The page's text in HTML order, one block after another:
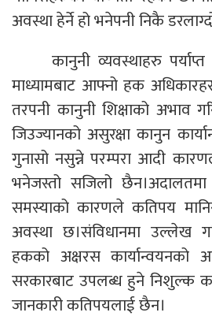
अवस्था हेर्ने हो भनेपनी निकै
कानुनी व्यवस्थाहरु पर्याप्त
माध्यामबाट आफ्नो हक
तरपनी कानुनी शिक्षाको अभाव
जिउज्यानको असुरक्षा कानुन
गुनासो नसुन्ने परम्परा आदी
भनेजस्तो सजिलो
समस्याको कारणले कतिपय
अवस्था छ।संविधानमा उल्लेख
हकको अक्षरस कार्यान्वयनको
सरकारबाट उपलब्ध हुने निशुल्क
जानकारी कतिपयलाई छैन।